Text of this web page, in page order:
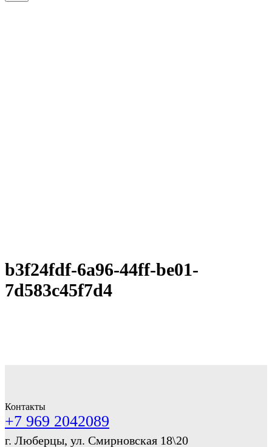
b3f24fdf-6a96-44ff-be01-
7d583c45f7d4
Контакты
+7 969 2042089
г. Люберцы, ул. Смирновская 18\20